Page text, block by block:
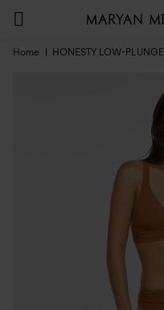
Home HONESTY LOW-